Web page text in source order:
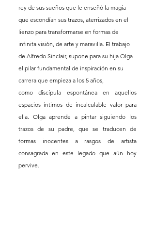
rey de sus sueños que le enseñó la magia
que escondían sus trazos, aterrizados en el
lienzo para transformarse en formas de
infinita visión, de arte y maravilla. El trabajo
de Alfredo Sinclair, supone para su hija Olga
el pilar fundamental de inspiración en su
carrera que empieza a los 5 años,
como discípula espontánea en aquellos
espacios íntimos de incalculable valor para
ella. Olga aprende a pintar siguiendo los
trazos de su padre, que se traducen de
formas inocentes a rasgos de artista
consagrada en este legado que aún hoy
pervive.